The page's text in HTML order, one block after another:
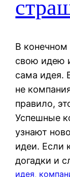
В конечном
свою идею
сама идея.
не
правило,
Успешные
узнают
идеи. Если
догадки и
идея,